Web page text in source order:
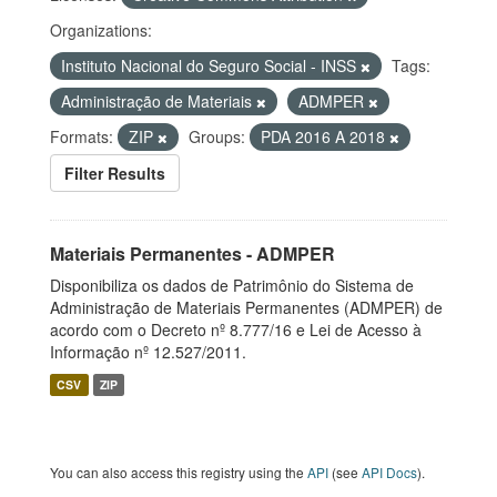
Organizations:
Instituto Nacional do Seguro Social - INSS
Tags:
Administração de Materiais
ADMPER
Formats:
ZIP Groups:
PDA 2016 A 2018
Filter Results
Materiais Permanentes - ADMPER
Disponibiliza os dados de Patrimônio do Sistema de
Administração de Materiais Permanentes (ADMPER) de
acordo com o Decreto nº 8.777/16 e Lei de Acesso à
Informação nº 12.527/2011.
CSV ZIP
You can also access this registry using the API (see API Docs).